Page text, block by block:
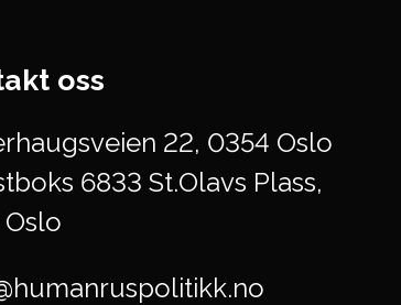
oss
22, 0354 Oslo
6833 St.Olavs Plass,